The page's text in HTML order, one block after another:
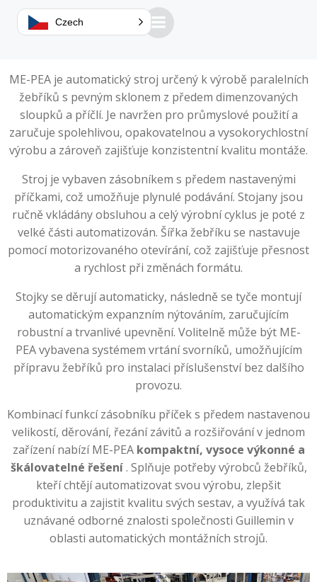
ME-PEA je automatický stroj určený k výrobě paralelních
žebříků s pevným sklonem z předem dimenzovaných
sloupků a příčlí. Je navržen pro průmyslové použití a
zaručuje spolehlivou, opakovatelnou a vysokorychlostní
výrobu a zároveň zajišťuje konzistentní kvalitu montáže.
Stroj je vybaven zásobníkem s předem nastavenými
příčkami, což umožňuje plynulé podávání. Stojany jsou
ručně vkládány obsluhou a celý výrobní cyklus je poté z
velké části automatizován. Šířka žebříku se nastavuje
pomocí motorizovaného otevírání, což zajišťuje přesnost
a rychlost při změnách formátu.
Stojky se děrují automaticky, následně se tyče montují
automatickým expanzním nýtováním, zaručujícím
robustní a trvanlivé upevnění. Volitelně může být ME-
PEA vybavena systémem vrtání svorníků, umožňujícím
přípravu žebříků pro instalaci příslušenství bez dalšího
provozu.
Kombinací funkcí zásobníku příček s předem nastavenou
velikostí, děrování, řezání závitů a rozšiřování v jednom
zařízení nabízí ME-PEA kompaktní, vysoce výkonné a
škálovatelné řešení. Splňuje potřeby výrobců žebříků,
kteří chtějí automatizovat svou výrobu, zlepšit
produktivitu a zajistit kvalitu svých sestav, a využívá tak
uznávané odborné znalosti společnosti Guillemin v
oblasti automatických montážních strojů.
Czech